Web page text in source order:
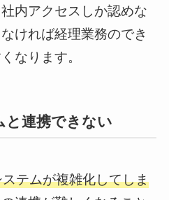
内アクセスしか認めな
ければ経理業務のでき
なります。
と連携できない
テムが複雑化してしま